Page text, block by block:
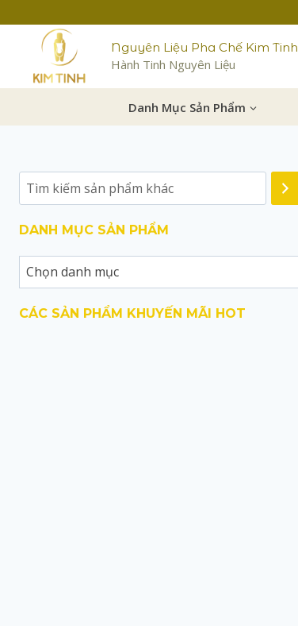
Nguyên Liệu Pha Chế Kim Tinh
Hành Tinh Nguyên Liệu
Danh Mục Sản Phẩm
DANH MỤC SẢN PHẨM
CÁC SẢN PHẨM KHUYẾN MÃI HOT